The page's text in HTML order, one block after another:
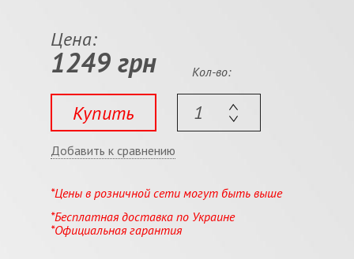
Цена:
1249 грн
Купить
Кол-во:
Добавить к сравнению
*Цены в розничной сети могут быть выше
*Бесплатная доставка по Украине
*Официальная гарантия